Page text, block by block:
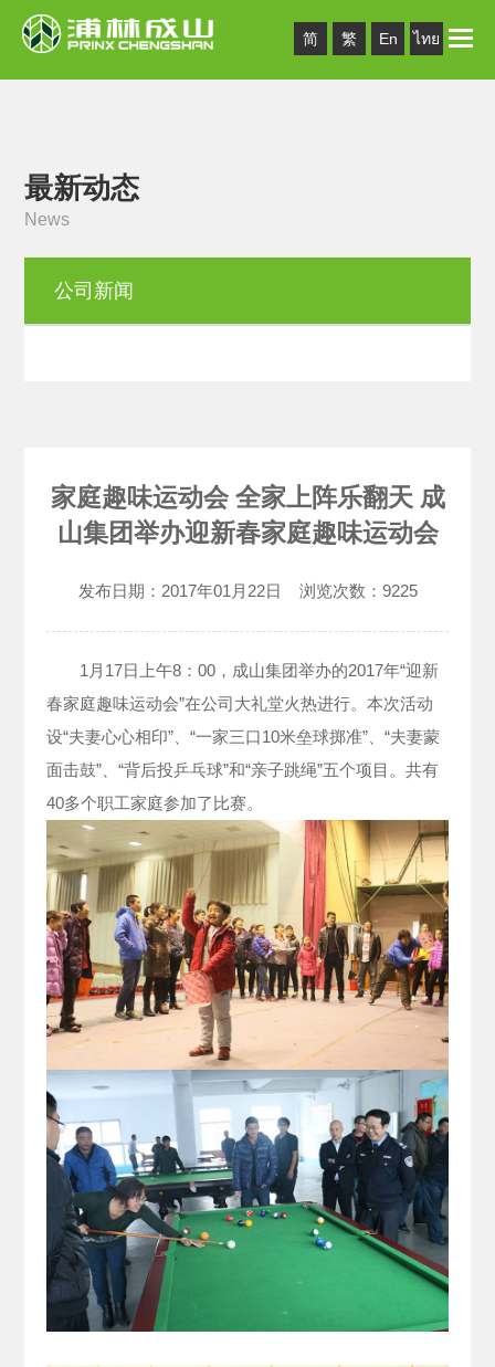
简 繁 En ไทย Toggle
最新动态
News
公司新闻
家庭趣味运动会 全家上阵乐翻天 成
山集团举办迎新春家庭趣味运动会
发布日期： 2017年01月22日 浏览次数： 9225
1月17日上午8：00，成山集团举办的2017年“迎新
春家庭趣味运动会”在公司大礼堂火热进行。本次活动
设“夫妻心心相印”、“一家三口10米垒球掷准”、“夫妻蒙
面击鼓”、“背后投乒乓球”和“亲子跳绳”五个项目。共有
40多个职工家庭参加了比赛。